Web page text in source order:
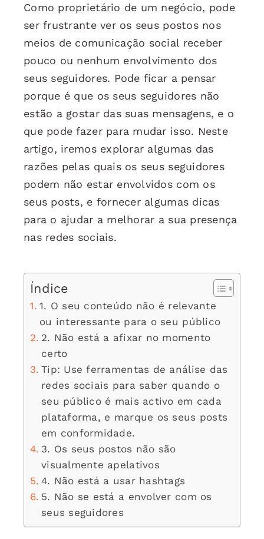
Como proprietário de um negócio, pode
ser frustrante ver os seus postos nos
meios de comunicação social receber
pouco ou nenhum envolvimento dos
seus seguidores. Pode ficar a pensar
porque é que os seus seguidores não
estão a gostar das suas mensagens, e o
que pode fazer para mudar isso. Neste
artigo, iremos explorar algumas das
razões pelas quais os seus seguidores
podem não estar envolvidos com os
seus posts, e fornecer algumas dicas
para o ajudar a melhorar a sua presença
nas redes sociais.
Índice
1. O seu conteúdo não é relevante
ou interessante para o seu público
2. Não está a afixar no momento
certo
Tip: Use ferramentas de análise das
redes sociais para saber quando o
seu público é mais activo em cada
plataforma, e marque os seus posts
em conformidade.
3. Os seus postos não são
visualmente apelativos
4. Não está a usar hashtags
5. Não se está a envolver com os
seus seguidores